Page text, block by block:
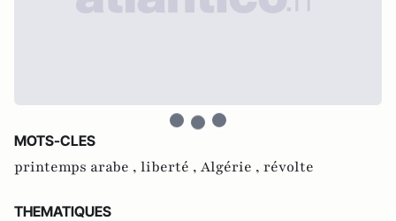
MOTS-CLES
printemps arabe , liberté , Algérie , révolte
THEMATIQUES